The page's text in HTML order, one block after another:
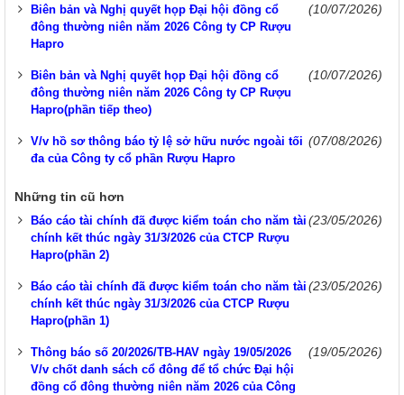
Biên bản và Nghị quyết họp Đại hội đồng cổ
đông thường niên năm 2026 Công ty CP Rượu
Hapro
(10/07/2026)
Biên bản và Nghị quyết họp Đại hội đồng cổ
đông thường niên năm 2026 Công ty CP Rượu
Hapro(phần tiếp theo)
(10/07/2026)
V/v hồ sơ thông báo tỷ lệ sở hữu nước ngoài tối
đa của Công ty cổ phần Rượu Hapro
(07/08/2026)
Những tin cũ hơn
Báo cáo tài chính đã được kiểm toán cho năm tài
chính kết thúc ngày 31/3/2026 của CTCP Rượu
Hapro(phần 2)
(23/05/2026)
Báo cáo tài chính đã được kiểm toán cho năm tài
chính kết thúc ngày 31/3/2026 của CTCP Rượu
Hapro(phần 1)
(23/05/2026)
Thông báo số 20/2026/TB-HAV ngày 19/05/2026
V/v chốt danh sách cổ đông để tổ chức Đại hội
đồng cổ đông thường niên năm 2026 của Công
(19/05/2026)